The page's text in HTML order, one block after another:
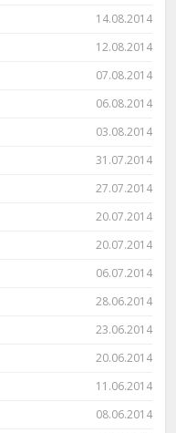
14.08.2014
12.08.2014
07.08.2014
06.08.2014
03.08.2014
31.07.2014
27.07.2014
20.07.2014
20.07.2014
06.07.2014
28.06.2014
23.06.2014
20.06.2014
11.06.2014
08.06.2014